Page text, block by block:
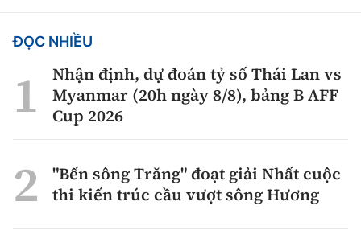
ĐỌC NHIỀU
Nhận định, dự đoán tỷ số Thái Lan vs
Myanmar (20h ngày 8/8), bảng B AFF
Cup 2026
"Bến sông Trăng" đoạt giải Nhất cuộc
thi kiến trúc cầu vượt sông Hương